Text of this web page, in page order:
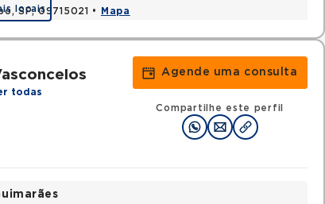
SP, 09715021 • Mapa
locais
todas
Agende uma consulta
Compartilhe este perfil